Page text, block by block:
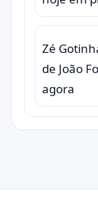
Zé
de João
agora